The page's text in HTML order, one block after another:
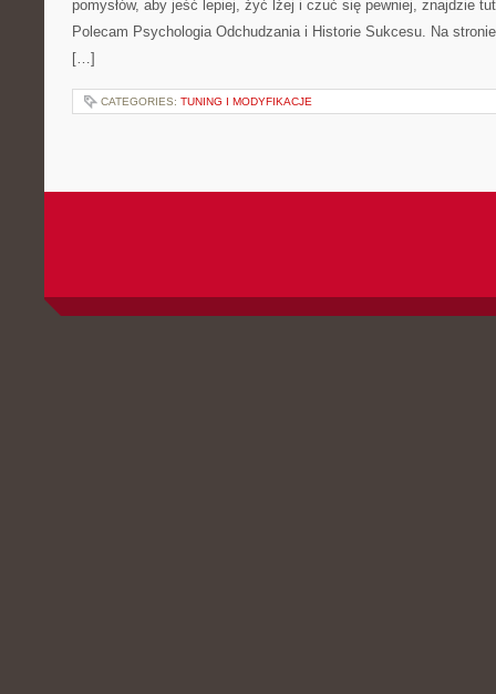
pomysłów, aby jeść lepiej, żyć lżej i czuć się pewniej, znajdzie
Polecam Psychologia Odchudzania i Historie Sukcesu. Na
[…]
CATEGORIES: TUNING I MODYFIKACJE